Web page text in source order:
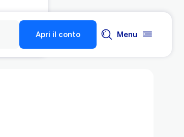
Apri il conto Menu